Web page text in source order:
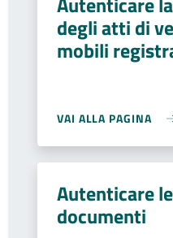
degli atti di
mobili
VAI ALLA PAGINA
Autenticare
documenti